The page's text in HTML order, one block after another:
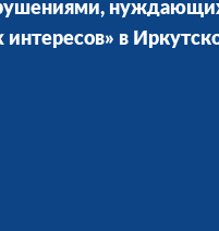
интересов» в